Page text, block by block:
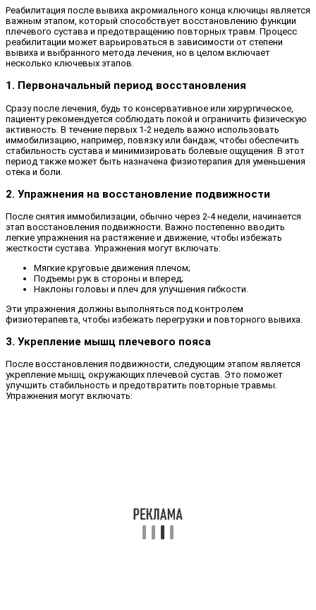
Реабилитация после вывиха акромиального конца ключицы является
важным этапом, который способствует восстановлению функции
плечевого сустава и предотвращению повторных травм. Процесс
реабилитации может варьироваться в зависимости от степени
вывиха и выбранного метода лечения, но в целом включает
несколько ключевых этапов.
1. Первоначальный период восстановления
Сразу после лечения, будь то консервативное или хирургическое,
пациенту рекомендуется соблюдать покой и ограничить физическую
активность. В течение первых 1-2 недель важно использовать
иммобилизацию, например, повязку или бандаж, чтобы обеспечить
стабильность сустава и минимизировать болевые ощущения. В этот
период также может быть назначена физиотерапия для уменьшения
отека и боли.
2. Упражнения на восстановление подвижности
После снятия иммобилизации, обычно через 2-4 недели, начинается
этап восстановления подвижности. Важно постепенно вводить
легкие упражнения на растяжение и движение, чтобы избежать
жесткости сустава. Упражнения могут включать:
Мягкие круговые движения плечом;
Подъемы рук в стороны и вперед;
Наклоны головы и плеч для улучшения гибкости.
Эти упражнения должны выполняться под контролем
физиотерапевта, чтобы избежать перегрузки и повторного вывиха.
3. Укрепление мышц плечевого пояса
После восстановления подвижности, следующим этапом является
укрепление мышц, окружающих плечевой сустав. Это поможет
улучшить стабильность и предотвратить повторные травмы.
Упражнения могут включать: